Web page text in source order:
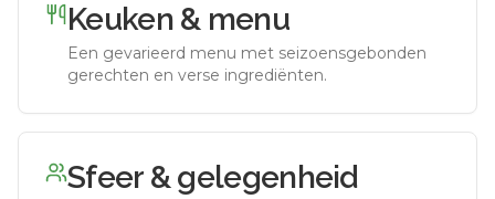
Keuken & menu
Een gevarieerd menu met seizoensgebonden
gerechten en verse ingrediënten.
Sfeer & gelegenheid